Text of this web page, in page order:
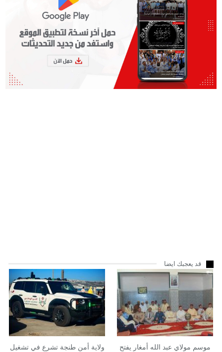
قد يعجبك ايضا
موسم مولاي عبد الله أمغار يفتح
ولاية أمن طنجة تشرع في تشغيل